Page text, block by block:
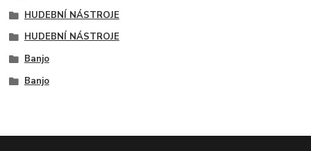
HUDEBNÍ NÁSTROJE
HUDEBNÍ NÁSTROJE
Banjo
Banjo